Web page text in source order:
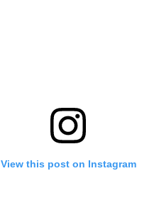
View this post on Instagram